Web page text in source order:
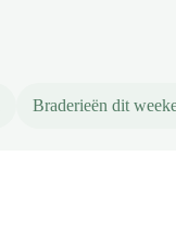
Braderieën dit